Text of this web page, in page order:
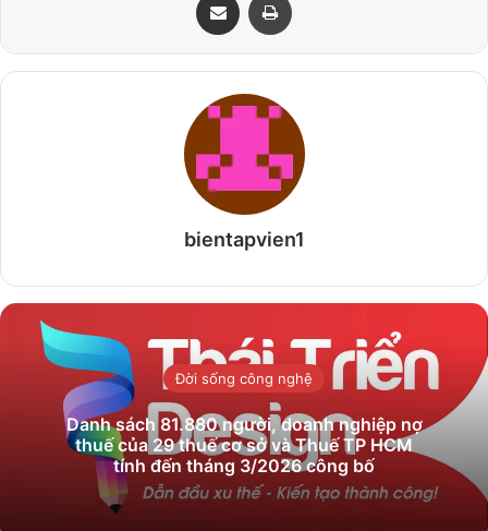
bientapvien1
Đời sống công nghệ
Danh sách 81.880‬ người, doanh nghiệp nợ
thuế của 29 thuế cơ sở và Thuế TP HCM
tính đến tháng 3/2026 công bố